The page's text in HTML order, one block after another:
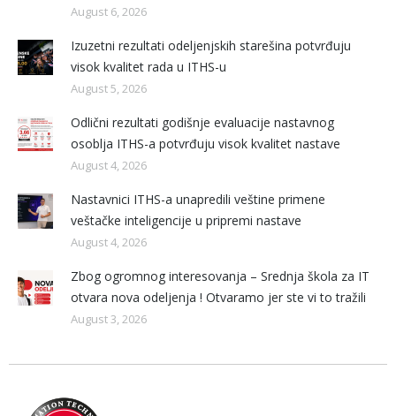
August 6, 2026
Izuzetni rezultati odeljenjskih starešina potvrđuju
visok kvalitet rada u ITHS-u
August 5, 2026
Odlični rezultati godišnje evaluacije nastavnog
osoblja ITHS-a potvrđuju visok kvalitet nastave
August 4, 2026
Nastavnici ITHS-a unapredili veštine primene
veštačke inteligencije u pripremi nastave
August 4, 2026
Zbog ogromnog interesovanja – Srednja škola za IT
otvara nova odeljenja ! Otvaramo jer ste vi to tražili
August 3, 2026